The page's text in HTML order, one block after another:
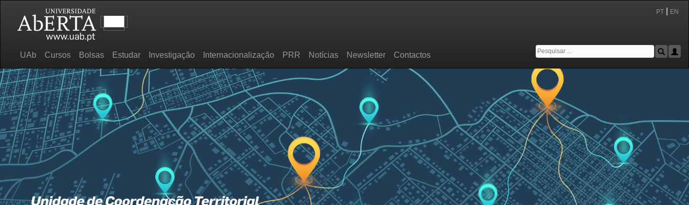
PT| EN
UAb Cursos Bolsas Estudar Investigação Internacionalização PRR Notícias Newsletter Contactos